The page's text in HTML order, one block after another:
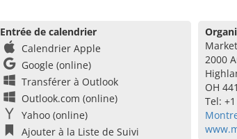
Entrée de calendrier
Calendrier Apple
Google (online)
Transférer à Outlook
Outlook.com (online)
Yahoo (online)
Ajouter à la Liste de Suivi
2000
OH
Tel: